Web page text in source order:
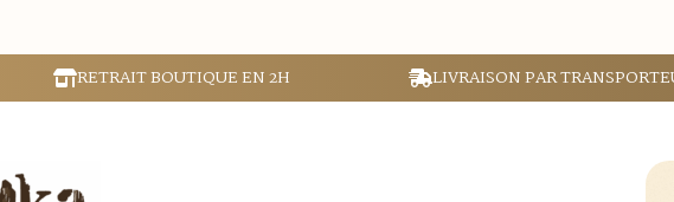
RETRAIT BOUTIQUE EN 2H LIVRAISON PAR